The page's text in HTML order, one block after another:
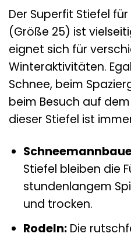
Der Superfit Stiefel
(Größe 25) ist
eignet sich für
Winteraktivitäten.
Schnee, beim
beim Besuch auf
dieser Stiefel ist
Stiefel bleiben die
stundenlangem
und trocken.
Rodeln:Die